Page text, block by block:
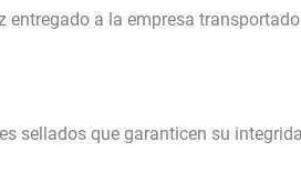
a la empresa
sellados que garanticen su